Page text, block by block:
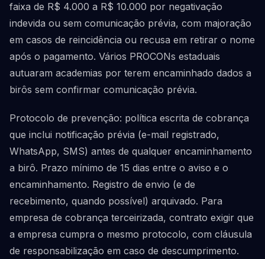
faixa de R$ 4.000 a R$ 10.000 por negativação
indevida ou sem comunicação prévia, com majoração
em casos de reincidência ou recusa em retirar o nome
após o pagamento. Vários PROCONs estaduais
autuaram academias por terem encaminhado dados a
birôs sem confirmar comunicação prévia.
Protocolo de prevenção: política escrita de cobrança
que inclui notificação prévia (e-mail registrado,
WhatsApp, SMS) antes de qualquer encaminhamento
a birô. Prazo mínimo de 15 dias entre o aviso e o
encaminhamento. Registro de envio (e de
recebimento, quando possível) arquivado. Para
empresa de cobrança terceirizada, contrato exigir que
a empresa cumpra o mesmo protocolo, com cláusula
de responsabilização em caso de descumprimento.